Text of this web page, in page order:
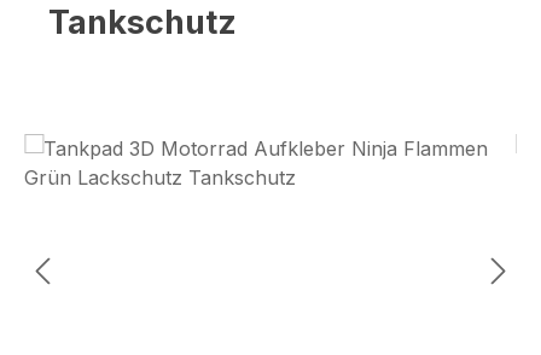
Tankschutz
Bildergalerie überspringen